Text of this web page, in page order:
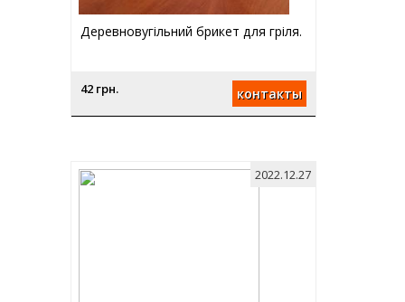
Деревновугільний брикет для гріля.
42 грн. контакты
2022.12.27